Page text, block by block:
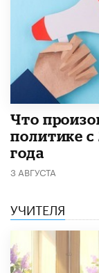
​Что
политике с
года
3 АВГУСТА
УЧИТЕЛЯ